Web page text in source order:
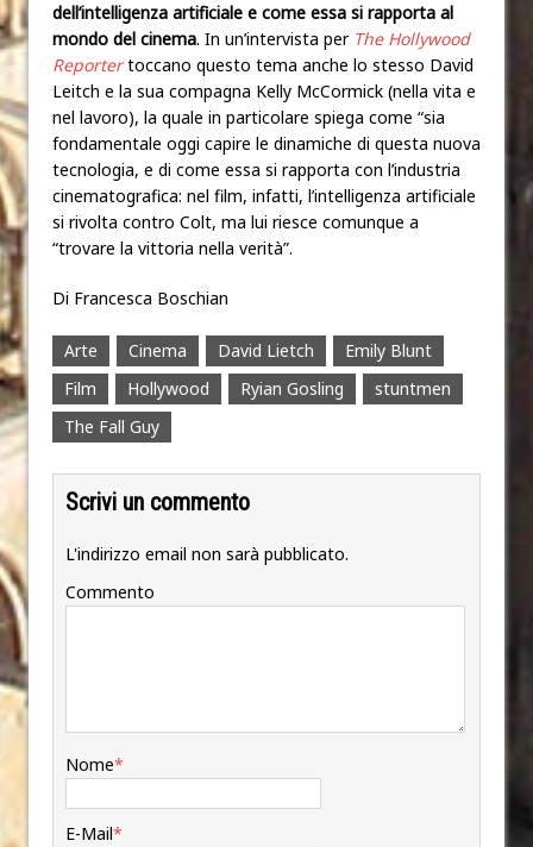
dell’intelligenza artificiale e come essa si rapporta al
mondo del cinema. In un’intervista per The Hollywood
Reporter toccano questo tema anche lo stesso David
Leitch e la sua compagna Kelly McCormick (nella vita e
nel lavoro), la quale in particolare spiega come “sia
fondamentale oggi capire le dinamiche di questa nuova
tecnologia, e di come essa si rapporta con l’industria
cinematografica: nel film, infatti, l’intelligenza artificiale
si rivolta contro Colt, ma lui riesce comunque a
“trovare la vittoria nella verità”.
Di Francesca Boschian
Arte Cinema David Lietch
Emily Blunt
Film
Hollywood Ryian Gosling
stuntmen
The Fall Guy
Scrivi un commento
L'indirizzo email non sarà pubblicato.
Commento
Nome*
E-Mail*